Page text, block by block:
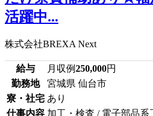
活躍中...
株式会社BREXA Next
給与 月収例250,000円
勤務地
宮城県 仙台市
寮・社宅 あり
仕事内容 加工・検査 / 電子部品系